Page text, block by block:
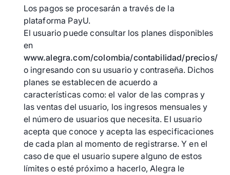
Los pagos se procesarán a través de la
plataforma PayU.
El usuario puede consultar los planes disponibles
en
www.alegra.com/colombia/contabilidad/precios/
o ingresando con su usuario y contraseña. Dichos
planes se establecen de acuerdo a
características como: el valor de las compras y
las ventas del usuario, los ingresos mensuales y
el número de usuarios que necesita. El usuario
acepta que conoce y acepta las especificaciones
de cada plan al momento de registrarse. Y en el
caso de que el usuario supere alguno de estos
límites o esté próximo a hacerlo, Alegra le